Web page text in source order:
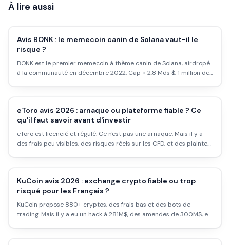
À lire aussi
Avis BONK : le memecoin canin de Solana vaut-il le
risque ?
BONK est le premier memecoin à thème canin de Solana, airdropé
à la communauté en décembre 2022. Cap > 2,8 Mds $, 1 million de
eToro avis 2026 : arnaque ou plateforme fiable ? Ce
qu'il faut savoir avant d'investir
eToro est licencié et régulé. Ce n'est pas une arnaque. Mais il y a
des frais peu visibles, des risques réels sur les CFD, et des plaintes
KuCoin avis 2026 : exchange crypto fiable ou trop
risqué pour les Français ?
KuCoin propose 880+ cryptos, des frais bas et des bots de
trading. Mais il y a eu un hack à 281M$, des amendes de 300M$, et